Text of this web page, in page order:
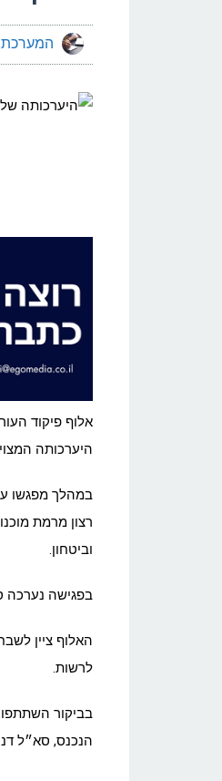
המערכת
אלוף פיקוד
היערכותה
במהלך מפגשו
רצון מרמת
וביטחון.
בפגישה נערכה
האלוף ציין
לרשות.
בביקור
הנכנס, סא״ל